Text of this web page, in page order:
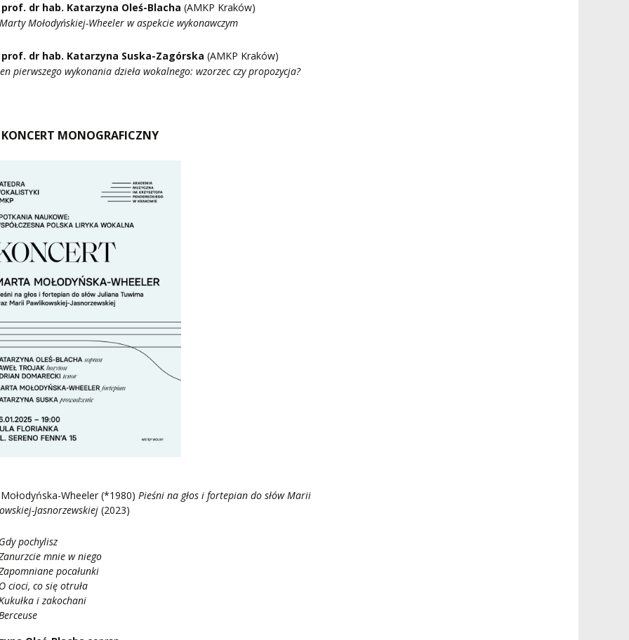
prof. dr hab. Katarzyna Oleś-Blacha(AMKP Kraków)
Mołodyńskiej-Wheeler w aspekcie wykonawczym
prof. dr hab. Katarzyna Suska-Zagórska(AMKP Kraków)
pierwszego wykonania dzieła wokalnego: wzorzec czy propozycja?
MONOGRAFICZNY
Wheeler (*1980)Pieśni na głos i fortepian do słów Marii
Jasnorzewskiej (2023)
Gdy pochylisz
mnie w niego
pocałunki
O cioci, co się otruła
i zakochani